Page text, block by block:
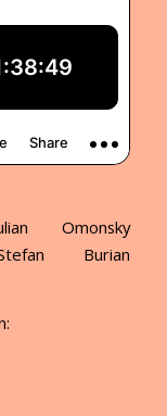
Omonsky
Burian